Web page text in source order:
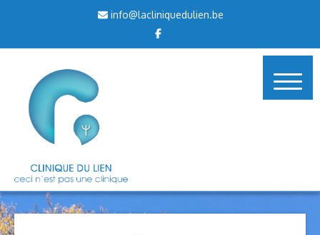
info@lacliniquedulien.be